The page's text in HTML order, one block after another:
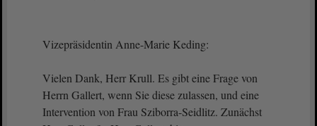
Vizepräsidentin Anne-Marie Keding:
Vielen Dank, Herr Krull. Es gibt eine Frage von
Herrn Gallert, wenn Sie diese zulassen, und eine
Intervention von Frau Sziborra-Seidlitz. Zunächst